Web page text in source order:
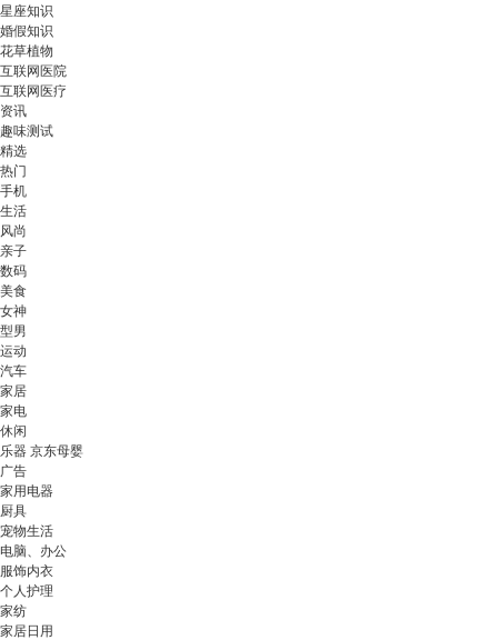
星座知识
婚假知识
花草植物
互联网医院
互联网医疗
资讯
趣味测试
精选
热门
手机
生活
风尚
亲子
数码
美食
女神
型男
运动
汽车
家居
家电
休闲
乐器 京东母婴
广告
家用电器
厨具
宠物生活
电脑、办公
服饰内衣
个人护理
家纺
家居日用